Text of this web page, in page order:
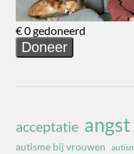
acceptatie angst
autisme bij vrouwen